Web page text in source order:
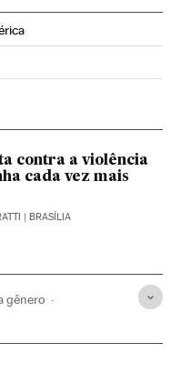
Instagram
en Facebook
contra a violência
cada vez mais
| BRASÍLIA
gênero